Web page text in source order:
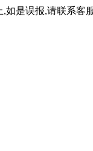
如是误报,请联系客